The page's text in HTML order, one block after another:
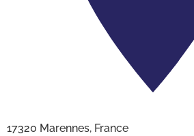
17320 Marennes, France